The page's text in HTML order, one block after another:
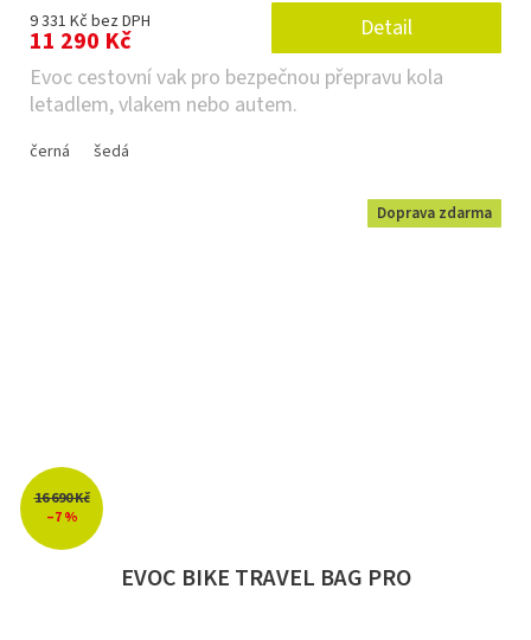
produktu
je
4,7
z 5
hvězdiček.
9 331 Kč bez DPH
11 290 Kč
Detail
Evoc cestovní vak pro bezpečnou přepravu kola
letadlem, vlakem nebo autem.
černá šedá
Doprava zdarma
16 690 Kč
–7 %
EVOC BIKE TRAVEL BAG PRO